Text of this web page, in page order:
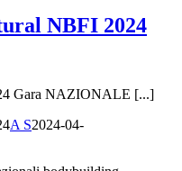
NBFI 2024
Gara NAZIONALE [...]
A S2024-04-